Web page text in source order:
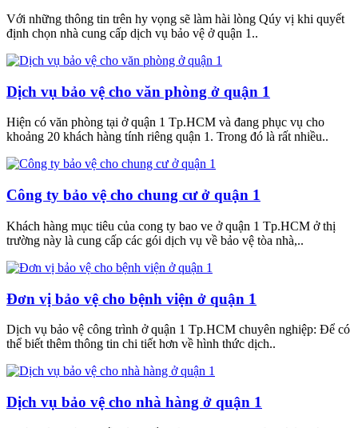
Với những thông tin trên hy vọng sẽ làm hài lòng Qúy vị khi quyết
định chọn nhà cung cấp dịch vụ bảo vệ ở quận 1..
Dịch vụ bảo vệ cho văn phòng ở quận 1
Hiện có văn phòng tại ở quận 1 Tp.HCM và đang phục vụ cho
khoảng 20 khách hàng tính riêng quận 1. Trong đó là rất nhiều..
Công ty bảo vệ cho chung cư ở quận 1
Khách hàng mục tiêu của cong ty bao ve ở quận 1 Tp.HCM ở thị
trường này là cung cấp các gói dịch vụ về bảo vệ tòa nhà,..
Đơn vị bảo vệ cho bệnh viện ở quận 1
Dịch vụ bảo vệ công trình ở quận 1 Tp.HCM chuyên nghiệp: Để có
thể biết thêm thông tin chi tiết hơn về hình thức dịch..
Dịch vụ bảo vệ cho nhà hàng ở quận 1